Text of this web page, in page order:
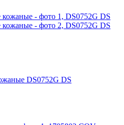
DS0752G DS